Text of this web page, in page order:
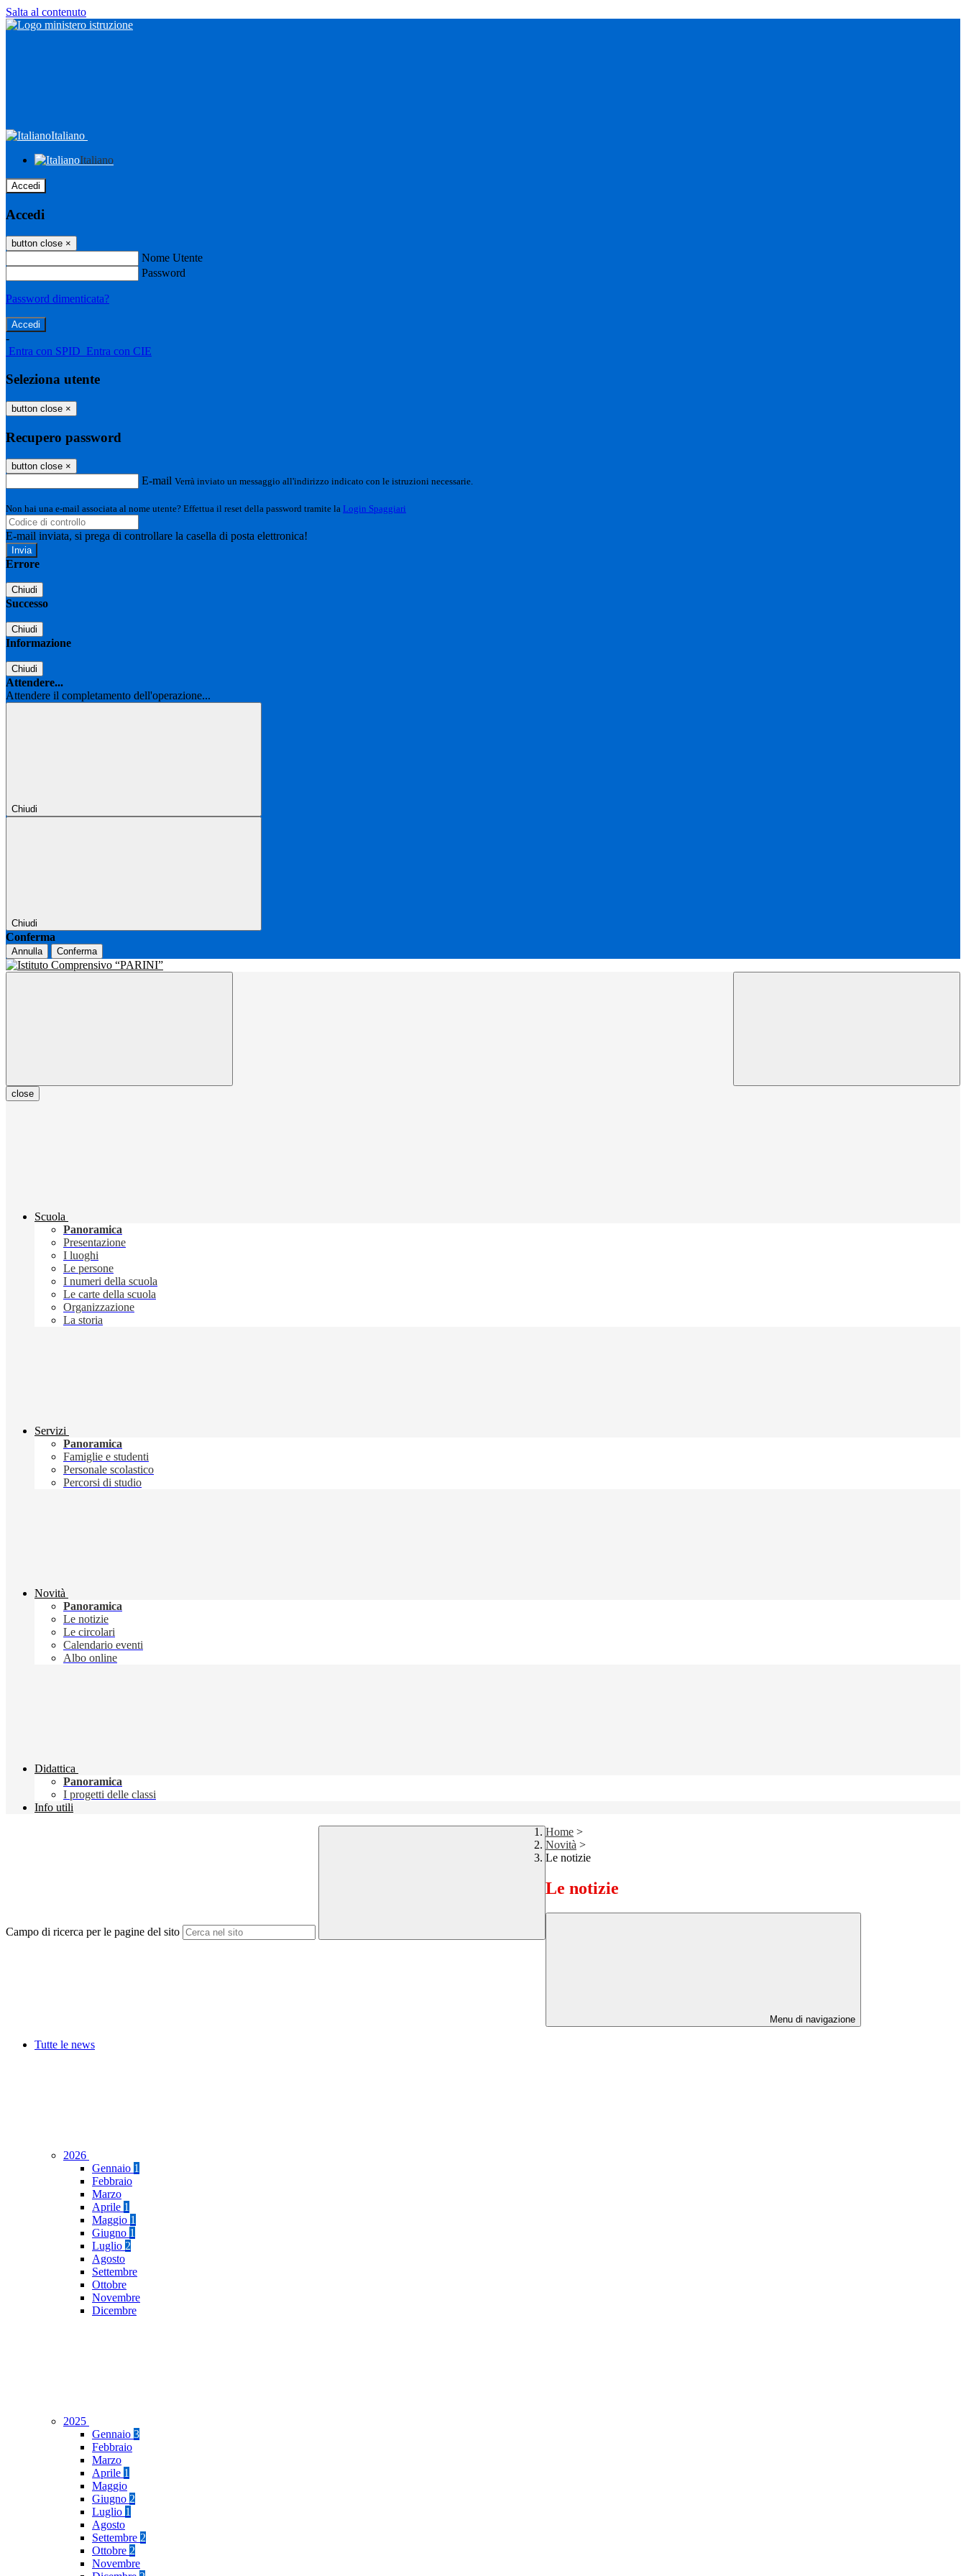
Salta al contenuto
Italiano
Italiano
Accedi
Accedi
button close ×
Nome Utente
Password
Password dimenticata?
-
Entra con SPID Entra con CIE
Seleziona utente
button close ×
Recupero password
button close ×
E-mail Verrà inviato un messaggio all'indirizzo indicato con le istruzioni necessarie.
Non hai una e-mail associata al nome utente? Effettua il reset della password tramite la Login Spaggiari
E-mail inviata, si prega di controllare la casella di posta elettronica!
Errore
Chiudi
Successo
Chiudi
Informazione
Chiudi
Attendere...
Attendere il completamento dell'operazione...
Chiudi
Chiudi
Conferma
Annulla Conferma
close
Scuola
Panoramica
Presentazione
I luoghi
Le persone
I numeri della scuola
Le carte della scuola
Organizzazione
La storia
Servizi
Panoramica
Famiglie e studenti
Personale scolastico
Percorsi di studio
Novità
Panoramica
Le notizie
Le circolari
Calendario eventi
Albo online
Didattica
Panoramica
I progetti delle classi
Info utili
Campo di ricerca per le pagine del sito
Home >
Novità >
Le notizie
Le notizie
Menu di navigazione
Tutte le news
2026
Gennaio 1
Febbraio
Marzo
Aprile 1
Maggio 1
Giugno 1
Luglio 2
Agosto
Settembre
Ottobre
Novembre
Dicembre
2025
Gennaio 3
Febbraio
Marzo
Aprile 1
Maggio
Giugno 2
Luglio 1
Agosto
Settembre 2
Ottobre 2
Novembre